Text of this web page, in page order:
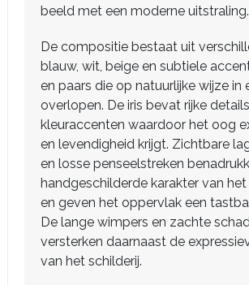
beeld met een moderne uitstraling.
De compositie bestaat uit
blauw, wit, beige en subtiele
en paars die op natuurlijke wijze in
overlopen. De iris bevat rijke
kleuraccenten waardoor het oog
en levendigheid krijgt. Zichtbare
en losse penseelstreken
handgeschilderde karakter van
en geven het oppervlak een
De lange wimpers en zachte
versterken daarnaast de
van het schilderij.